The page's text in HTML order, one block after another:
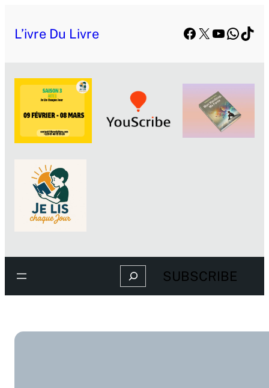
L’ivre Du Livre Facebook
X YouTube
Search SUBSCRIBE